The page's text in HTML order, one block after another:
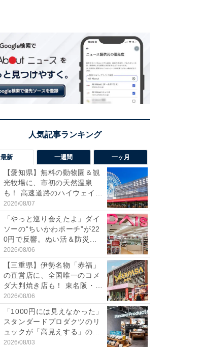
最新 一週間 一ヶ月
【愛知県】無料の動物園＆観
光牧場に、市初の天然温泉
も！ 高速道路のハイウェイオ
ア...
2026/08/07
「やっと巡り会えたよ」ダイ
ソーの“ちいかわポーチ”が22
0円で反響。ぬい活＆防災...
2026/08/06
【三重県】伊勢名物「赤福」
の直営店に、全国唯一のコメ
ダ大判焼き店も！ 東名阪・
伊...
2026/08/06
「1000円には見えなかった」
スタンダードプロダクツのリ
ュックが「高見えする」の...
2026/08/03